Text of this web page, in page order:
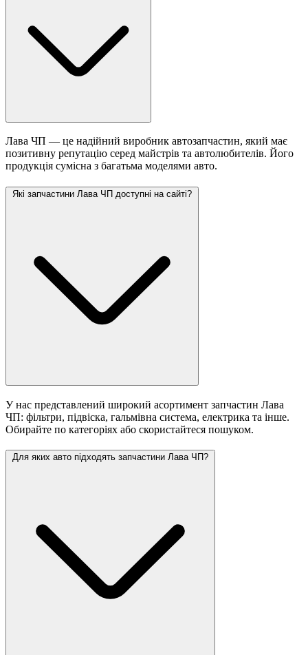
Лава ЧП — це надійний виробник автозапчастин, який має
позитивну репутацію серед майстрів та автолюбителів. Його
продукція сумісна з багатьма моделями авто.
Які запчастини Лава ЧП доступні на сайті?
У нас представлений широкий асортимент запчастин Лава
ЧП: фільтри, підвіска, гальмівна система, електрика та інше.
Обирайте по категоріях або скористайтеся пошуком.
Для яких авто підходять запчастини Лава ЧП?